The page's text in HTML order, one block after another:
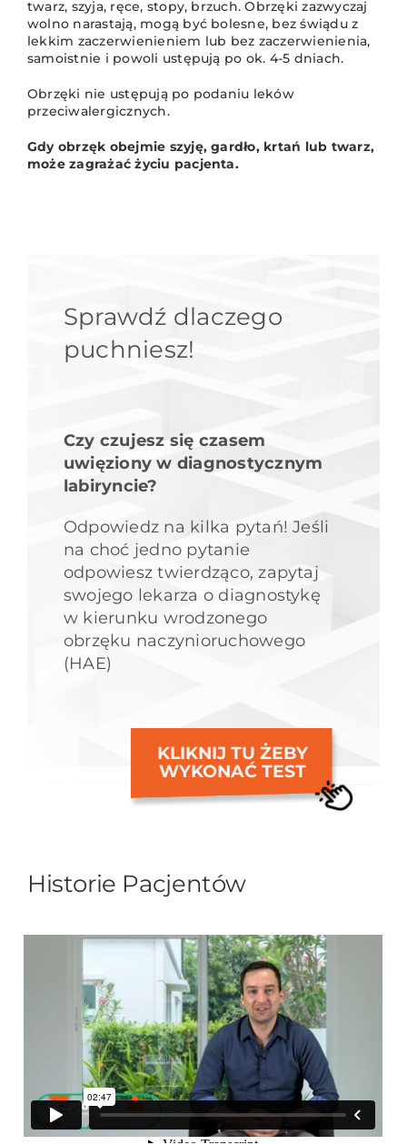
twarz, szyja, ręce, stopy, brzuch. Obrzęki zazwyczaj
wolno narastają, mogą być bolesne, bez świądu z
lekkim zaczerwienieniem lub bez zaczerwienienia,
samoistnie i powoli ustępują po ok. 4-5 dniach.
Obrzęki nie ustępują po podaniu leków
przeciwalergicznych.
Gdy obrzęk obejmie szyję, gardło, krtań lub twarz,
może zagrażać życiu pacjenta.
Sprawdź dlaczego
puchniesz!
Czy czujesz się czasem
uwięziony w diagnostycznym
labiryncie?
Odpowiedz na kilka pytań! Jeśli
na choć jedno pytanie
odpowiesz twierdząco, zapytaj
swojego lekarza o diagnostykę
w kierunku wrodzonego
obrzęku naczynioruchowego
(HAE)
KLIKNIJ TU ŻEBY
WYKONAĆ TEST
Historie Pacjentów